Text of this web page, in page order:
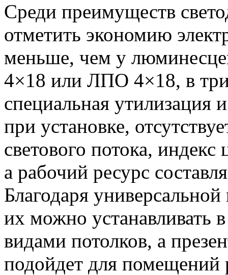
Среди преимуществ
отметить экономию
меньше, чем у
4×18 или ЛПО 4×18, в три
специальная утилизация
при установке,
светового потока,
а рабочий ресурс
Благодаря
их можно устанавливать
видами потолков, а
подойдет для помещений